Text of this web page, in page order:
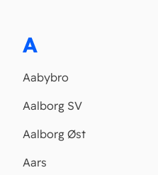
A
Aabybro
Aalborg SV
Aalborg Øst
Aars